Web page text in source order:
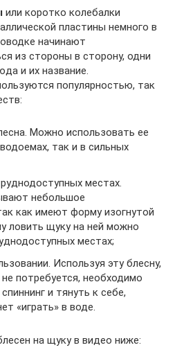
или коротко колебалки
пластины немного в
начинают
из стороны в сторону, одни
и их название.
популярностью, так
Можно использовать ее
так и в сильных
местах.
небольшое
как имеют форму изогнутой
ловить щуку на ней можно
местах;
Используя эту блесну,
потребуется, необходимо
и тянуть к себе,
«играть» в воде.
на щуку в видео ниже: